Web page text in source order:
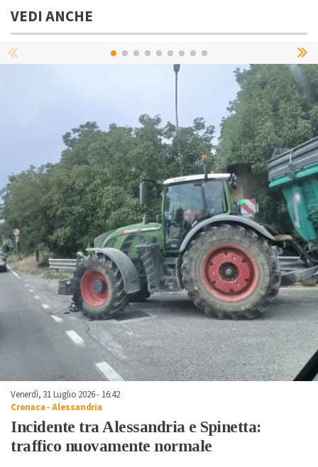
VEDI ANCHE
Venerdì, 31 Luglio 2026 - 16:42
Cronaca-Alessandria
Incidente tra Alessandria e Spinetta:
traffico nuovamente normale